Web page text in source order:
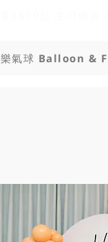
樂氣球 Balloon &